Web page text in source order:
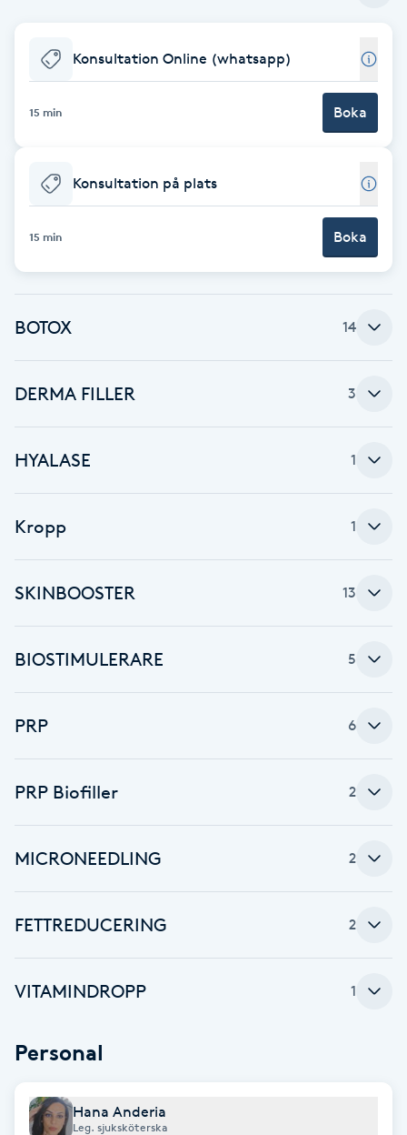
Fotvård
Fransar
Fransborttagning
Fransförlängning
Fransförlängning Megavolym
Fransk manikyr
Frekvensterapi
Friskvårdsmassage
Funktionsanalys
Färgning
G
Gelenaglar
Gellack med förstärkning
Gravidmassage
Konsultation Online (whatsapp)
15 min Boka
Konsultation på plats
15 min Boka
BOTOX 14
DERMA FILLER 3
HYALASE 1
Kropp 1
SKINBOOSTER 13
BIOSTIMULERARE 5
PRP 6
PRP Biofiller 2
MICRONEEDLING 2
FETTREDUCERING 2
VITAMINDROPP 1
Personal
Hana Anderia
Leg. sjuksköterska